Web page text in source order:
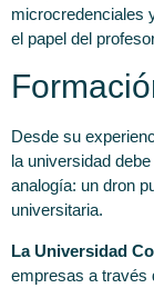
microcredenciales
el papel del
Desde su
la universidad
analogía: un dron
universitaria.
La Universidad
empresas a través